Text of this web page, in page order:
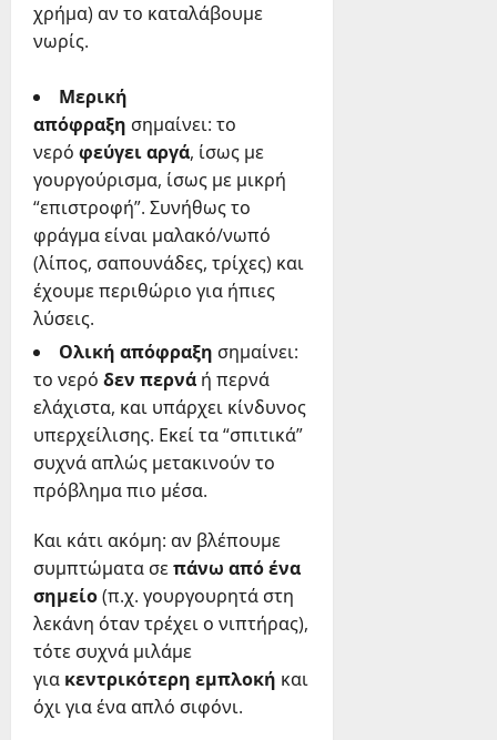
χρήμα) αν το καταλάβουμε
νωρίς.
Μερική
απόφραξη σημαίνει: το
νερό φεύγει αργά, ίσως με
γουργούρισμα, ίσως με μικρή
“επιστροφή”. Συνήθως το
φράγμα είναι μαλακό/νωπό
(λίπος, σαπουνάδες, τρίχες) και
έχουμε περιθώριο για ήπιες
λύσεις.
Ολική απόφραξη σημαίνει:
το νερό δεν περνά ή περνά
ελάχιστα, και υπάρχει κίνδυνος
υπερχείλισης. Εκεί τα “σπιτικά”
συχνά απλώς μετακινούν το
πρόβλημα πιο μέσα.
Και κάτι ακόμη: αν βλέπουμε
συμπτώματα σεπάνω από ένα
σημείο(π.χ. γουργουρητά στη
λεκάνη όταν τρέχει ο νιπτήρας),
τότε συχνά μιλάμε
για κεντρικότερη εμπλοκή και
όχι για ένα απλό σιφόνι.